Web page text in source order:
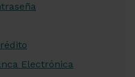
Electrónica